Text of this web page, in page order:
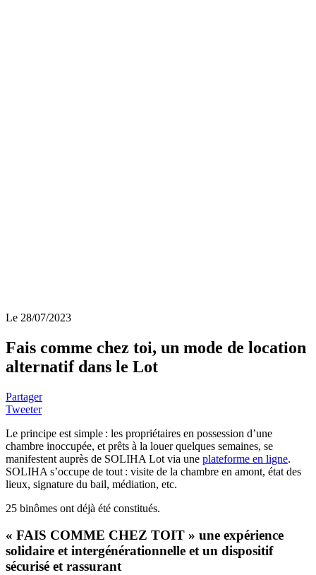
Le 28/07/2023
Fais comme chez toi, un mode de location
alternatif dans le Lot
Partager
Tweeter
Le principe est simple : les propriétaires en possession d’une
chambre inoccupée, et prêts à la louer quelques semaines, se
manifestent auprès de SOLIHA Lot via une plateforme en ligne.
SOLIHA s’occupe de tout : visite de la chambre en amont, état des
lieux, signature du bail, médiation, etc.
25 binômes ont déjà été constitués.
« FAIS COMME CHEZ TOIT » une expérience
solidaire et intergénérationnelle et un dispositif
sécurisé et rassurant